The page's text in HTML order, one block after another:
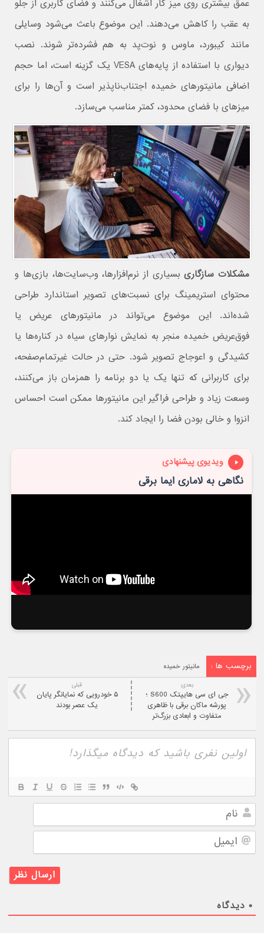
عمق بیشتری روی میز کار اشغال می‌کنند و فضای کاربری از جلو
به عقب را کاهش می‌دهند. این موضوع باعث می‌شود وسایلی
مانند کیبورد، ماوس و نوت‌پد به هم فشرده‌تر شوند. نصب
دیواری با استفاده از پایه‌های VESA یک گزینه است، اما حجم
اضافی مانیتورهای خمیده اجتناب‌ناپذیر است و آن‌ها را برای
میزهای با فضای محدود، کمتر مناسب می‌سازد.
مشکلات سازگاریبسیاری از نرم‌افزارها، وب‌سایت‌ها، بازی‌ها و
محتوای استریمینگ برای نسبت‌های تصویر استاندارد طراحی
شده‌اند. این موضوع می‌تواند در مانیتورهای عریض یا
فوق‌عریض خمیده منجر به نمایش نوارهای سیاه در کناره‌ها یا
کشیدگی و اعوجاج تصویر شود. حتی در حالت غیرتمام‌صفحه،
برای کاربرانی که تنها یک یا دو برنامه را همزمان باز می‌کنند،
وسعت زیاد و طراحی فراگیر این مانیتورها ممکن است احساس
انزوا و خالی بودن فضا را ایجاد کند.
ویدیوی پیشنهادی
نگاهی به لاماری ایما برقی
برچسب ها : مانیتور خمیده
قبلی
۵ خودرویی که نمایانگر پایان
یک عصر بودند
بعدی:
جی ای سی هایپتک S600 ؛
پورشه ماکان برقی با ظاهری
متفاوت و ابعادی بزرگ‌تر
نام
ایمیل
۰ دیدگاه